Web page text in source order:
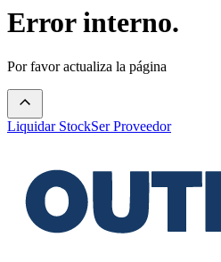
Error interno.
Por favor actualiza la página
Liquidar StockSer Proveedor